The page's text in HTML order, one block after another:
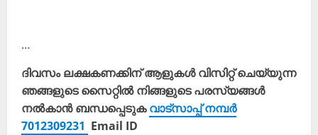
…
ദിവസം ലക്ഷകണക്കിന് ആളുകൾ വിസിറ്റ് ചെയ്യുന്ന
ഞങ്ങളുടെ സൈറ്റിൽ നിങ്ങളുടെ പരസ്യങ്ങൾ
നൽകാൻ ബന്ധപ്പെടുകവാട്സാപ്പ് നമ്പർ
7012309231 Email ID